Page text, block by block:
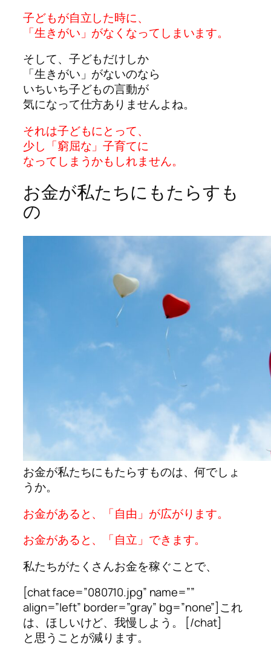
子どもが自立した時に、
「生きがい」がなくなってしまいます。
そして、子どもだけしか
「生きがい」がないのなら
いちいち子どもの言動が
気になって仕方ありませんよね。
それは子どもにとって、
少し「窮屈な」子育てに
なってしまうかもしれません。
お金が私たちにもたらすも
の
お金が私たちにもたらすものは、何でしょ
うか。
お金があると、「自由」が広がります。
お金があると、「自立」できます。
私たちがたくさんお金を稼ぐことで、
[chat face=”080710.jpg” name=””
align=”left” border=”gray” bg=”none”]これ
は、ほしいけど、我慢しよう。 [/chat]
と思うことが減ります。